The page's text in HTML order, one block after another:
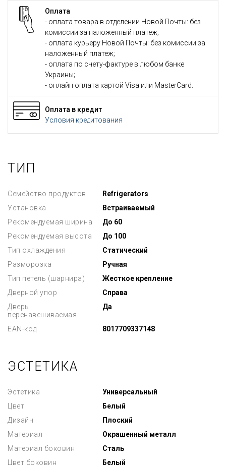
Оплата
- оплата товара в отделении Новой Почты: без
комиссии за наложенный платеж;
- оплата курьеру Новой Почты: без комиссии за
наложенный платеж;
- оплата по счету-фактуре в любом банке
Украины;
- онлайн оплата картой Visa или MasterCard.
Оплата в кредит
Условия кредитования
ТИП
Семейство продуктов
Refrigerators
Установка
Встраиваемый
Рекомендуемая ширина
До 60
Рекомендуемая высота
До 100
Тип охлаждения
Статический
Разморозка
Ручная
Тип петель (шарнира)
Жесткое крепление
Дверной упор
Справа
Дверь
перенавешиваемая
Да
EAN-код 8017709337148
ЭСТЕТИКА
Эстетика
Универсальный
Цвет
Белый
Дизайн
Плоский
Материал
Окрашенный металл
Материал боковин
Сталь
Цвет боковин
Белый